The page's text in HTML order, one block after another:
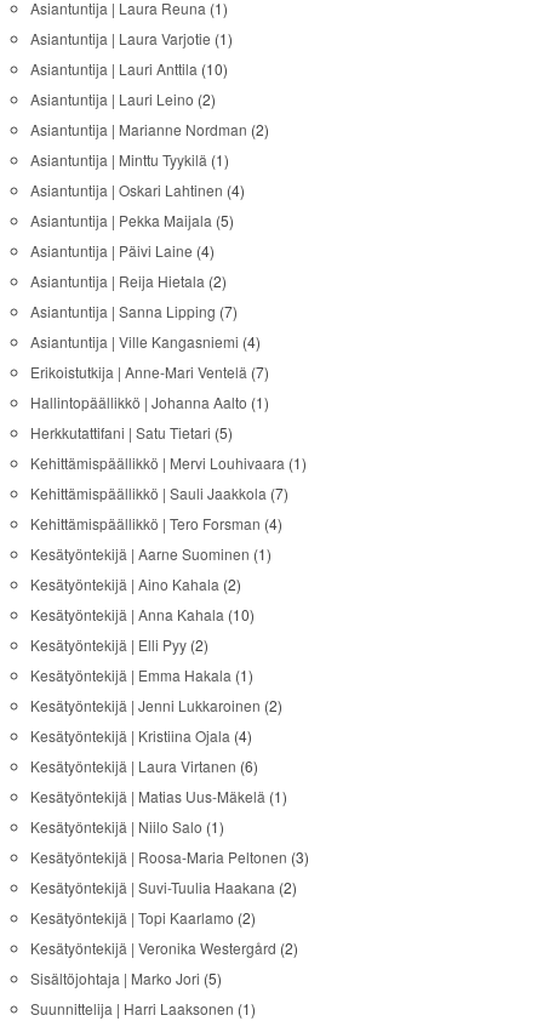
Asiantuntija | Laura Reuna (1)
Asiantuntija | Laura Varjotie (1)
Asiantuntija | Lauri Anttila (10)
Asiantuntija | Lauri Leino (2)
Asiantuntija | Marianne Nordman (2)
Asiantuntija | Minttu Tyykilä (1)
Asiantuntija | Oskari Lahtinen (4)
Asiantuntija | Pekka Maijala (5)
Asiantuntija | Päivi Laine (4)
Asiantuntija | Reija Hietala (2)
Asiantuntija | Sanna Lipping (7)
Asiantuntija | Ville Kangasniemi (4)
Erikoistutkija | Anne-Mari Ventelä (7)
Hallintopäällikkö | Johanna Aalto (1)
Herkkutattifani | Satu Tietari (5)
Kehittämispäällikkö | Mervi Louhivaara (1)
Kehittämispäällikkö | Sauli Jaakkola (7)
Kehittämispäällikkö | Tero Forsman (4)
Kesätyöntekijä | Aarne Suominen (1)
Kesätyöntekijä | Aino Kahala (2)
Kesätyöntekijä | Anna Kahala (10)
Kesätyöntekijä | Elli Pyy(2)
Kesätyöntekijä | Emma Hakala (1)
Kesätyöntekijä | Jenni Lukkaroinen (2)
Kesätyöntekijä | Kristiina Ojala (4)
Kesätyöntekijä | Laura Virtanen (6)
Kesätyöntekijä | Matias Uus-Mäkelä (1)
Kesätyöntekijä | Niilo Salo (1)
Kesätyöntekijä | Roosa-Maria Peltonen (3)
Kesätyöntekijä | Suvi-Tuulia Haakana (2)
Kesätyöntekijä | Topi Kaarlamo (2)
Kesätyöntekijä | Veronika Westergård (2)
Sisältöjohtaja | Marko Jori (5)
Suunnittelija | Harri Laaksonen (1)